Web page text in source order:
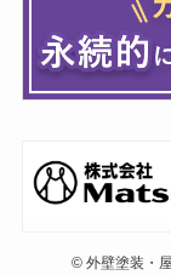
© 外壁塗装・